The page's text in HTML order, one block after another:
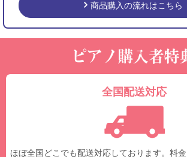
商品購入の流れはこちら
全国配送対応
ほぼ全国どこでも配送対応しております。料